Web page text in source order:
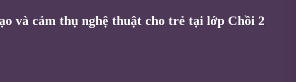
và cảm thụ nghệ thuật cho trẻ tại lớp Chồi 2